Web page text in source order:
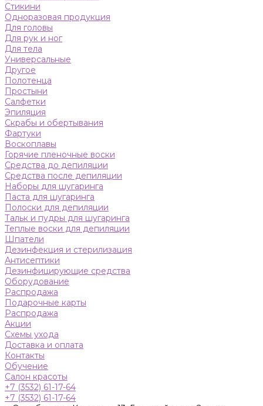
Стикини
Одноразовая продукция
Для головы
Для рук и ног
Для тела
Универсальные
Другое
Полотенца
Простыни
Салфетки
Эпиляция
Скрабы и обертывания
Фартуки
Воскоплавы
Горячие пленочные воски
Средства до депиляции
Средства после депиляции
Наборы для шугаринга
Паста для шугаринга
Полоски для депиляции
Тальк и пудры для шугаринга
Теплые воски для депиляции
Шпатели
Дезинфекция и стерилизация
Антисептики
Дезинфицирующие средства
Оборудование
Распродажа
Подарочные карты
Распродажа
Акции
Схемы ухода
Доставка и оплата
Контакты
Обучение
Салон красоты
+7 (3532) 61-17-64
+7 (3532) 61-17-64